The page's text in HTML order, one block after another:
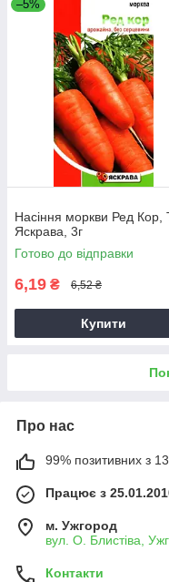
–5%
Насіння моркви Ред Кор,
Яскрава, 3г
Готово до відправки
6,19 ₴ 6,52 ₴
Купити
Про нас
99% позитивних з
Працює з
м. Ужгород
вул. О. Блистіва,
Контакти